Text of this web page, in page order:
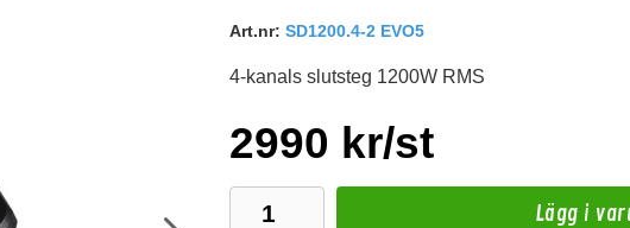
Art.nr: SD1200.4-2 EVO5
4-kanals slutsteg 1200W RMS
2990 kr/st
Lägg i